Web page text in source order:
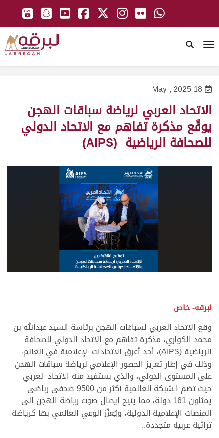
18 May , 2025
الاتحاد العربي لرياضة سباقات الهجن
يوقّع مذكرة تفاهم مع الاتحاد الدولي
للصحافة الرياضية (AIPS)
لبرقه- خاص
وقع الاتحاد العربي لسباقات الهجن برئاسة السيد عبدالله بن
محمد الكواري، مذكرة تفاهم مع الاتحاد الدولي للصحافة
الرياضية (AIPS)، أحد أعرق الاتحادات الإعلامية في العالم،
وذلك في إطار تعزيز الحضور الإعلامي لرياضة سباقات الهجن
على المستوى الدولي، والذي يستفيد منه الاتحاد العربي
حيث تضم الشبكة العالمية أكثر من 9500 صحفي رياضي
يمثلون 161 دولة، مما يتيح إيصال صوت رياضة الهجن إلى
المنصات الإعلامية الدولية، ويُعزّز الوعي العالمي بها كرياضة
تراثية عربية متجددة..